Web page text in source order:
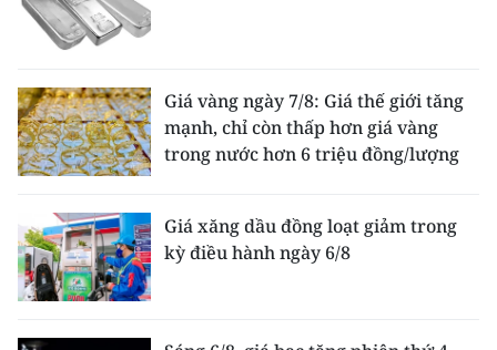
Giá vàng ngày 7/8: Giá thế giới tăng
mạnh, chỉ còn thấp hơn giá vàng
trong nước hơn 6 triệu đồng/lượng
Giá xăng dầu đồng loạt giảm trong
kỳ điều hành ngày 6/8